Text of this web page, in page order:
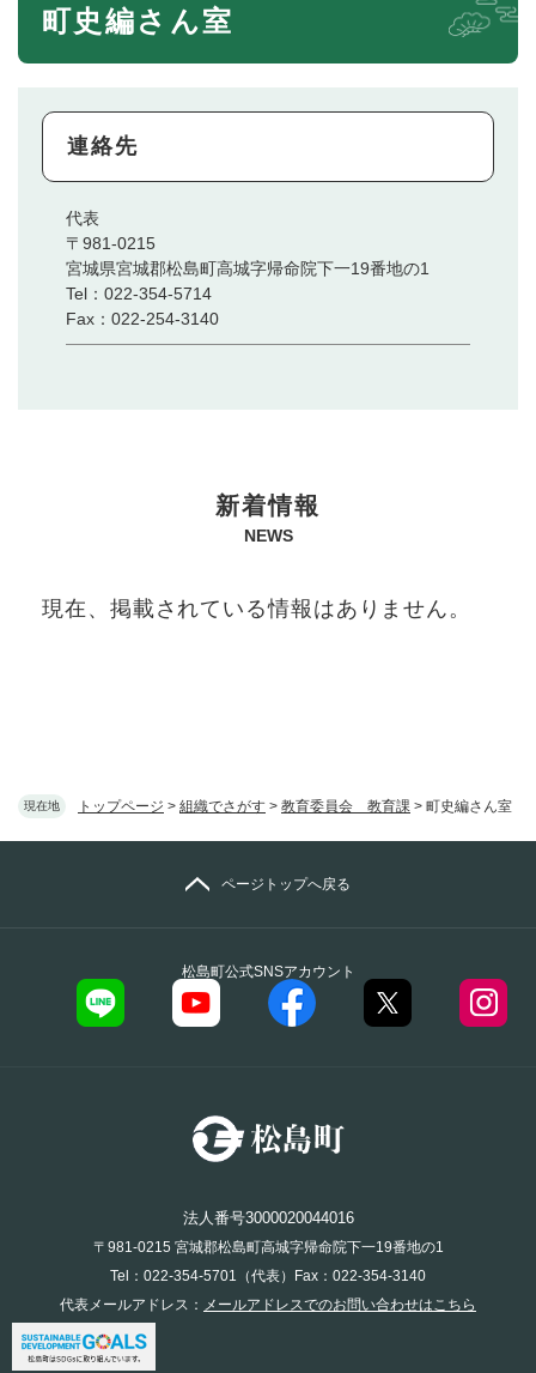
現在地 トップページ > 組織でさがす > 教育委員会 教育課 > 町史編さん室
町史編さん室
連絡先
代表
〒981-0215
宮城県宮城郡松島町高城字帰命院下一19番地の1
Tel：022-354-5714
Fax：022-254-3140
新着情報
NEWS
現在、掲載されている情報はありません。
松島町公式SNSアカウント
ページトップへ戻る
法人番号3000020044016
〒981-0215 宮城郡松島町高城字帰命院下一19番地の1
Tel：022-354-5701（代表）Fax：022-354-3140
代表メールアドレス： メールアドレスでのお問い合わせはこちら